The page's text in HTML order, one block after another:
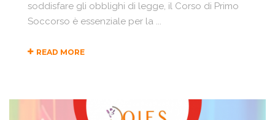
soddisfare gli obblighi di legge, il Corso di Primo
Soccorso è essenziale per la ...
READ MORE